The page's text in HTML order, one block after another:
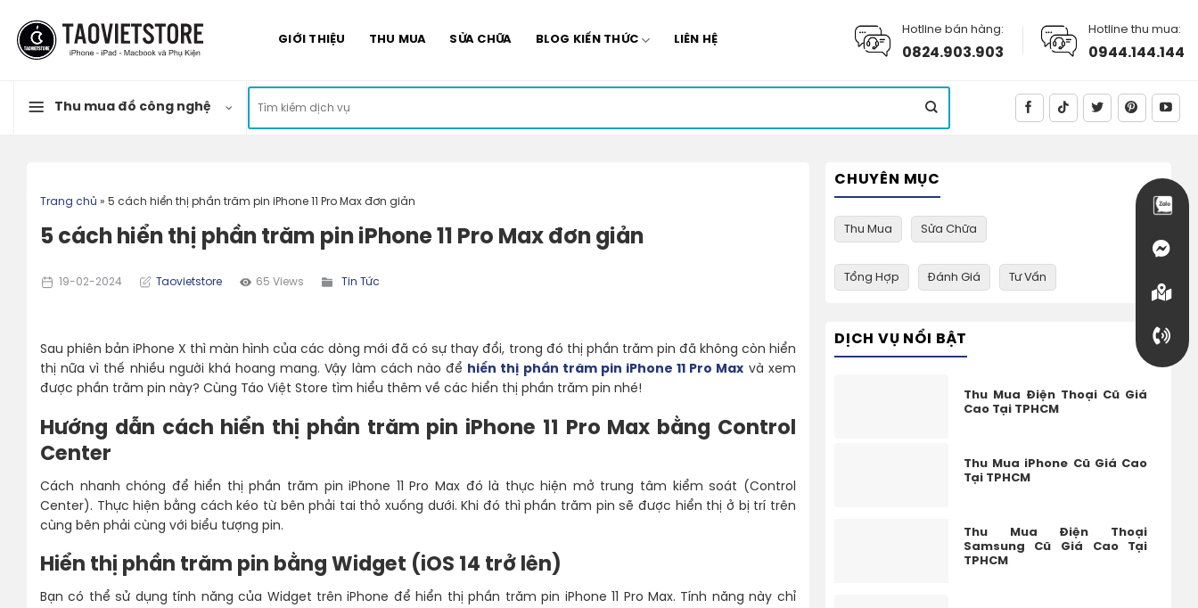
content
GIỚI THIỆU THU MUA SỬA CHỮA BLOG KIẾN THỨC LIÊN HỆ
Hotline bán hàng:
0824.903.903
Hotline thu mua:
0944.144.144
Thu mua đồ công nghệ
kiếm:
Trang chủ » 5 cách hiển thị phần trăm pin iPhone 11 Pro Max đơn giản
5 cách hiển thị phần trăm pin iPhone 11 Pro Max đơn giản
19-02-2024 Taovietstore 65 Views Tin Tức
Sau phiên bản iPhone X thì màn hình của các dòng mới đã có sự thay đổi, trong đó thị phần trăm pin đã không còn hiển
thị nữa vì thế nhiều người khá hoang mang. Vậy làm cách nào để hiển thị phần trăm pin iPhone 11 Pro Max và xem
được phần trăm pin này? Cùng Táo Việt Store tìm hiểu thêm về các hiển thị phần trăm pin nhé!
Hướng dẫn cách hiển thị phần trăm pin iPhone 11 Pro Max bằng Control
Center
Cách nhanh chóng để hiển thị phần trăm pin iPhone 11 Pro Max đó là thực hiện mở trung tâm kiểm soát (Control
Center). Thực hiện bằng cách kéo từ bên phải tai thỏ xuống dưới. Khi đó thì phần trăm pin sẽ được hiển thị ở bị trí trên
cùng bên phải cùng với biểu tượng pin.
Hiển thị phần trăm pin bằng Widget (iOS 14 trở lên)
Bạn có thể sử dụng tính năng của Widget trên iPhone để hiển thị phần trăm pin iPhone 11 Pro Max. Tính năng này chỉ
CHUYÊN MỤC
Thu Mua Sửa Chữa
Tổng Hợp Đánh Giá Tư Vấn
DỊCH VỤ NỔI BẬT
Thu Mua Điện Thoại Cũ Giá
Cao Tại TPHCM
Thu Mua iPhone Cũ Giá Cao
Tại TPHCM
Thu Mua Điện Thoại
Samsung Cũ Giá Cao Tại
TPHCM